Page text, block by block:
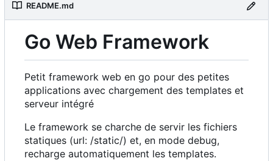
README.md
Go Web Framework
Petit framework web en go pour des petites
applications avec chargement des templates et
serveur intégré
Le framework se charche de servir les fichiers
statiques (url: /static/) et, en mode debug,
recharge automatiquement les templates.